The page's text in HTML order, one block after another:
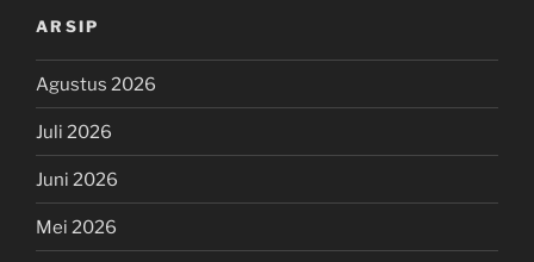
ARSIP
Agustus 2026
Juli 2026
Juni 2026
Mei 2026